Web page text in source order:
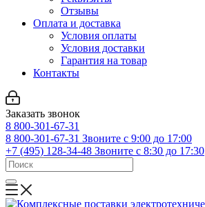
Отзывы
Оплата и доставка
Условия оплаты
Условия доставки
Гарантия на товар
Контакты
Заказать звонок
8 800-301-67-31
8 800-301-67-31 Звоните с 9:00 до 17:00
+7 (495) 128-34-48 Звоните с 8:30 до 17:30